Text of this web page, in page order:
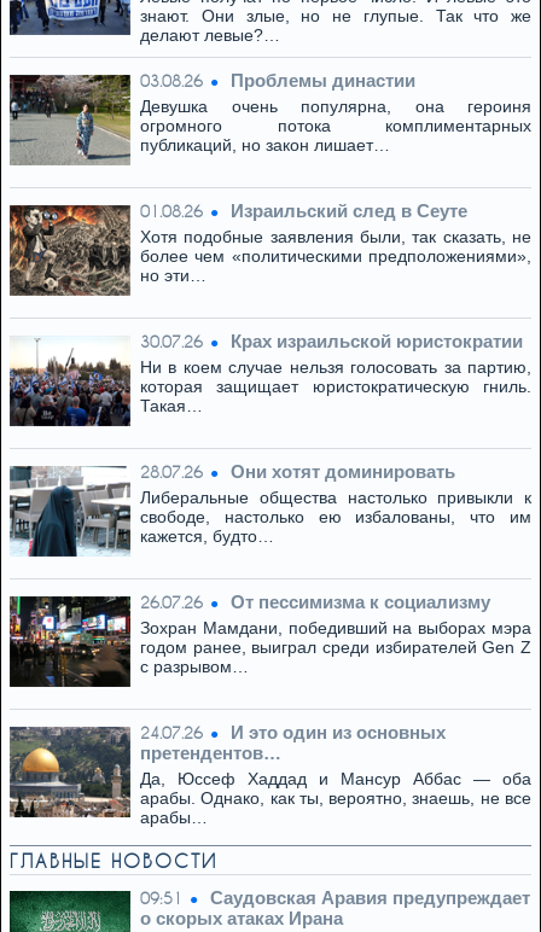
знают. Они злые, но не глупые. Так что же
делают левые?…
03.08.26 Проблемы династии
Девушка очень популярна, она героиня
огромного потока комплиментарных
публикаций, но закон лишает…
01.08.26 Израильский след в Сеуте
Хотя подобные заявления были, так сказать, не
более чем «политическими предположениями»,
но эти…
30.07.26 Крах израильской юристократии
Ни в коем случае нельзя голосовать за партию,
которая защищает юристократическую гниль.
Такая…
28.07.26 Они хотят доминировать
Либеральные общества настолько привыкли к
свободе, настолько ею избалованы, что им
кажется, будто…
26.07.26 От пессимизма к социализму
Зохран Мамдани, победивший на выборах мэра
годом ранее, выиграл среди избирателей Gen Z
с разрывом…
24.07.26
И это один из основных
претендентов…
Да, Юссеф Хаддад и Мансур Аббас — оба
арабы. Однако, как ты, вероятно, знаешь, не все
арабы…
ГЛАВНЫЕ НОВОСТИ
09:51
Саудовская Аравия предупреждает
о скорых атаках Ирана